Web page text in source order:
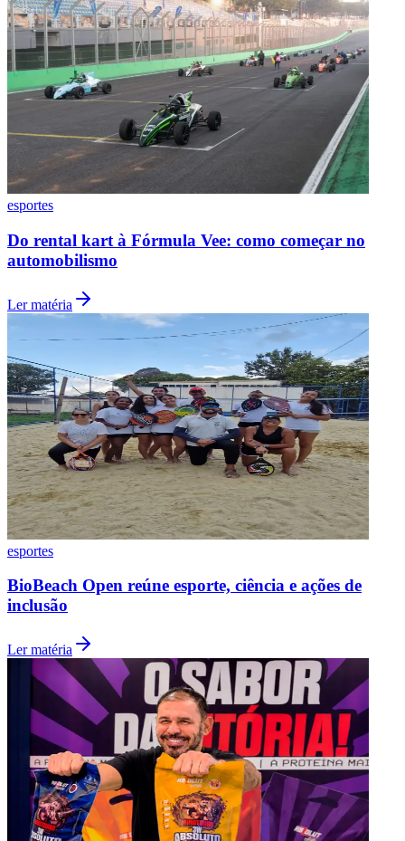
Santos
esportes
Do rental kart à Fórmula Vee: como começar no
automobilismo
Ler matéria
esportes
BioBeach Open reúne esporte, ciência e ações de
inclusão
Ler matéria